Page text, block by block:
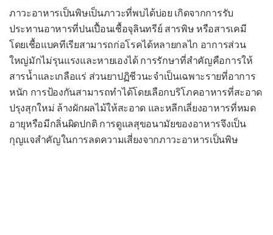
ไส้ติ่งอักเสบ
หลอดลมอักเสบเฉียบพลัน
หูชั้นกลางอักเสบ
อหิวาตกโรค
อัณฑะอักเสบ
โรคคอตีบ
ภาวะอาหารเป็นพิษเป็นภาวะที่พบได้บ่อย เกิดจากการรับ
ประทานอาหารที่ปนเปื้อนเชื้อจุลินทรีย์ สารพิษ หรือสารเคมี
โดยเชื้อแบคทีเรียสามารถก่อโรคได้หลายกลไก อาการส่วน
ใหญ่มักไม่รุนแรงและหายเองได้ การรักษาที่สำคัญคือการให้
สารน้ำและเกลือแร่ ส่วนยาปฏิชีวนะจำเป็นเฉพาะรายที่อาการ
หนัก การป้องกันสามารถทำได้โดยเลือกบริโภคอาหารที่สะอาด
ปรุงสุกใหม่ ล้างผักผลไม้ให้สะอาด และหลีกเลี่ยงอาหารที่หมด
อายุหรือมีกลิ่นผิดปกติ การดูแลสุขอนามัยของอาหารจึงเป็น
กุญแจสำคัญในการลดความเสี่ยงจากภาวะอาหารเป็นพิษ